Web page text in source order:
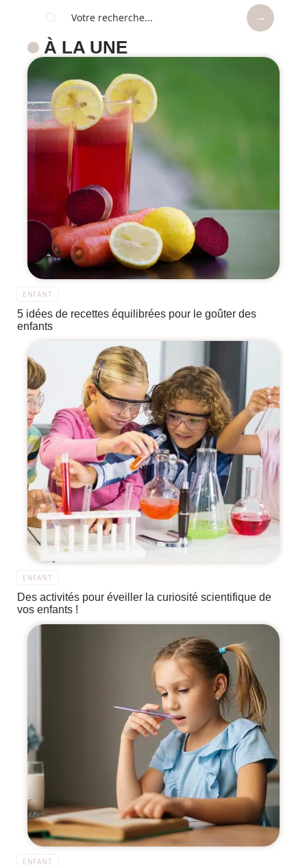
À LA UNE
ENFANT
5 idées de recettes équilibrées pour le goûter des
enfants
ENFANT
Des activités pour éveiller la curiosité scientifique de
vos enfants !
ENFANT